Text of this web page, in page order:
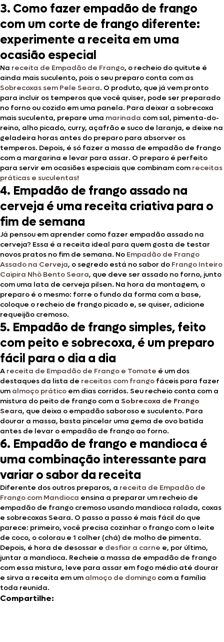
3. Como fazer empadão de frango
com um corte de frango diferente:
experimente a receita em uma
ocasião especial
Na receita de Empadão de Frango, o recheio do quitute é
ainda mais suculento, pois o seu preparo conta com as
Sobrecoxas sem Pele Seara. O produto, que já vem pronto
para incluir os temperos que você quiser, pode ser preparado
no forno ou cozido em uma panela. Para deixar a sobrecoxa
mais suculenta, prepare uma marinada com sal, pimenta-do-
reino, alho picado, curry, açafrão e suco de laranja, e deixe na
geladeira horas antes do preparo para absorver os
temperos. Depois, é só fazer a massa de empadão de frango
com a margarina e levar para assar. O preparo é perfeito
para servir em ocasiões especiais que combinam com receitas
práticas e suculentas!
4. Empadão de frango assado na
cerveja é uma receita criativa para o
fim de semana
Já pensou em aprender como fazer empadão assado na
cerveja? Essa é a receita ideal para quem gosta de testar
novos pratos no fim de semana. No Empadão de Frango
Assado na Cerveja, o segredo está no sabor do Frango Inteiro
Caipira Nhô Bento Seara, que deve ser assado no forno, junto
com uma lata de cerveja pilsen. Na hora da montagem, o
preparo é o mesmo: forre o fundo da forma com a base,
coloque o recheio de frango picado e, se quiser, adicione
requeijão cremoso.
5. Empadão de frango simples, feito
com peito e sobrecoxa, é um preparo
fácil para o dia a dia
A receita de Empadão de Frango e Tomate é um dos
destaques da lista de receitas com frango fáceis para fazer
um almoço prático em dias corridos. Seu recheio conta com a
mistura do peito de frango com a Sobrecoxa de Frango
Seara, que deixa o empadão saboroso e suculento. Para
dourar a massa, basta pincelar uma gema de ovo batida
antes de levar o empadão de frango ao forno.
6. Empadão de frango e mandioca é
uma combinação interessante para
variar o sabor da receita
Diferente dos outros preparos, a receita de Empadão de
Frango com Mandioca ensina a preparar um recheio de
empadão de frango cremoso usando mandioca ralada, coxas
e sobrecoxas Seara. O passo a passo é mais fácil do que
parece: primeiro, você precisa cozinhar o frango com o leite
de coco, o colorau e 1 colher (chá) de molho de pimenta.
Depois, é hora de desossar e desfiar a carne e, por último,
juntar a mandioca. Recheie a massa de empadão de frango
com essa mistura, leve para assar em fogo médio até dourar
e sirva a receita em um almoço de domingo com a família
toda reunida.
Compartilhe: